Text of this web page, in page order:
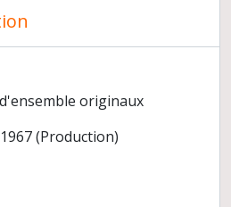
française en Iran
instances
originaux
(Production)